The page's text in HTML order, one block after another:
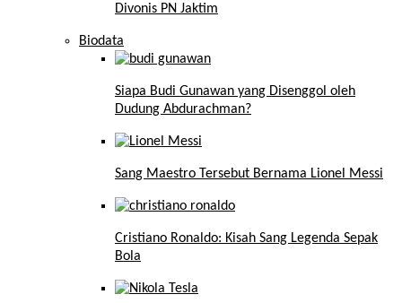
Divonis PN Jaktim
Biodata
Siapa Budi Gunawan yang Disenggol oleh
Dudung Abdurachman?
Sang Maestro Tersebut Bernama Lionel Messi
Cristiano Ronaldo: Kisah Sang Legenda Sepak
Bola